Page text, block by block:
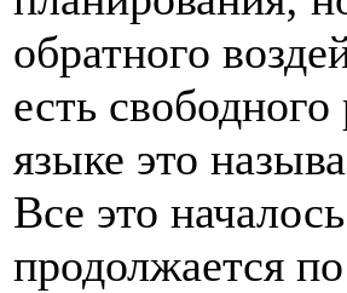
обратного
есть
языке это
Все это
продолжается